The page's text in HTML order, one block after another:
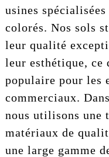
usines
colorés. Nos sols
leur qualité
leur esthétique,
populaire pour les
commerciaux.
nous utilisons une
matériaux de
une large gamme